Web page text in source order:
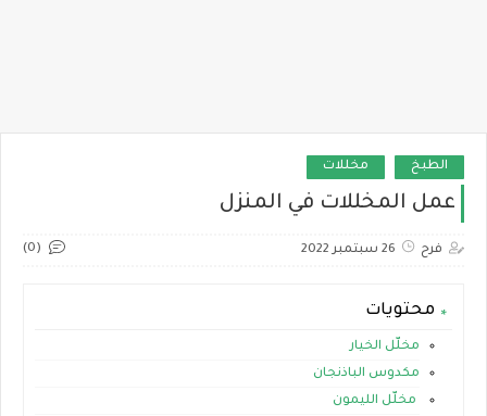
الطبخ مخللات
عمل المخللات في المنزل
فرح 26 سبتمبر 2022 (0)
محتويات
مخلّل الخيار
مكدوس الباذنجان
مخلّل الليمون